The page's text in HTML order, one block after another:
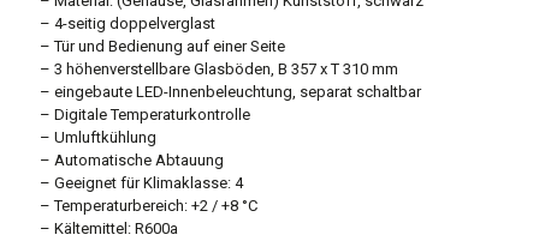
– 4-seitig doppelverglast
– Tür und Bedienung auf einer Seite
– 3 höhenverstellbare Glasböden, B 357 x T 310 mm
– eingebaute LED-Innenbeleuchtung, separat schaltbar
– Digitale Temperaturkontrolle
– Umluftkühlung
– Automatische Abtauung
– Geeignet für Klimaklasse: 4
– Temperaturbereich: +2 / +8 °C
– Kältemittel: R600a